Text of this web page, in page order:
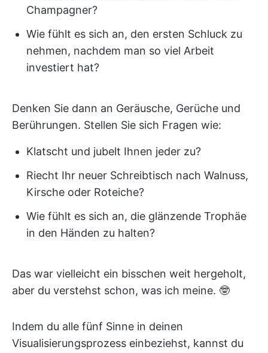
Champagner?
Wie fühlt es sich an, den ersten Schluck zu
nehmen, nachdem man so viel Arbeit
investiert hat?
Denken Sie dann an Geräusche, Gerüche und
Berührungen. Stellen Sie sich Fragen wie:
Klatscht und jubelt Ihnen jeder zu?
Riecht Ihr neuer Schreibtisch nach Walnuss,
Kirsche oder Roteiche?
Wie fühlt es sich an, die glänzende Trophäe
in den Händen zu halten?
Das war vielleicht ein bisschen weit hergeholt,
aber du verstehst schon, was ich meine. 🤓
Indem du alle fünf Sinne in deinen
Visualisierungsprozess einbeziehst, kannst du